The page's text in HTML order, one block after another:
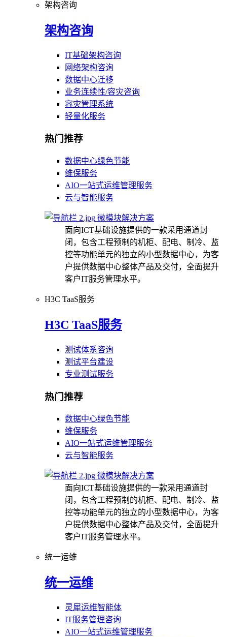
架构咨询
架构咨询
IT基础架构咨询
网络架构咨询
数据中心迁移
业务连续性/容灾咨询
容灾管理系统
轻量化服务
热门推荐
数据中心绿色节能
维保服务
AIO一站式运维管理服务
云与智能服务
微模块解决方案
面向ICT基础设施提供的一款采用通道封
闭，包含工程预制的机柜、配电、制冷、监
控等功能单元的独立的小型数据中心，为客
户提供数据中心整体产品及交付，全面提升
客户IT服务管理水平。
H3C TaaS服务
H3C TaaS服务
测试体系咨询
测试平台建设
专业测试服务
热门推荐
数据中心绿色节能
维保服务
AIO一站式运维管理服务
云与智能服务
微模块解决方案
面向ICT基础设施提供的一款采用通道封
闭，包含工程预制的机柜、配电、制冷、监
控等功能单元的独立的小型数据中心，为客
户提供数据中心整体产品及交付，全面提升
客户IT服务管理水平。
统一运维
统一运维
灵犀运维智能体
IT服务管理咨询
AIO一站式运维管理服务